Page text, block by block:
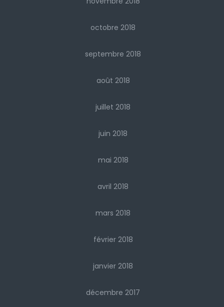
octobre 2018
septembre 2018
août 2018
juillet 2018
juin 2018
mai 2018
avril 2018
mars 2018
février 2018
janvier 2018
décembre 2017